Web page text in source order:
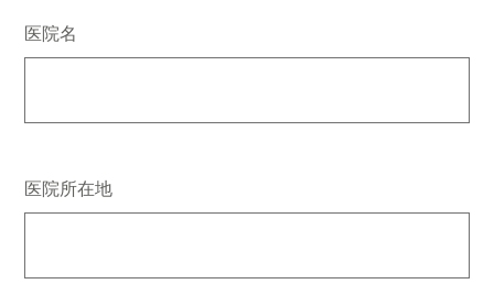
医院名
医院所在地